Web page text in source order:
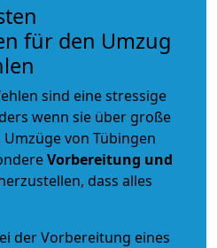
für den Umzug
sind eine stressige
wenn sie über große
von Tübingen
Vorbereitung und
dass alles
der Vorbereitung eines